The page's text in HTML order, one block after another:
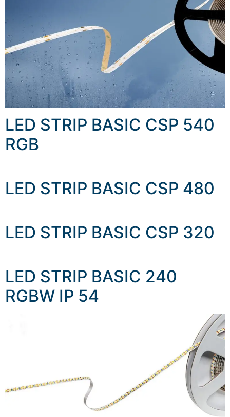
LED STRIP BASIC CSP 540
RGB
LED STRIP BASIC CSP 480
LED STRIP BASIC CSP 320
LED STRIP BASIC 240
RGBW IP 54